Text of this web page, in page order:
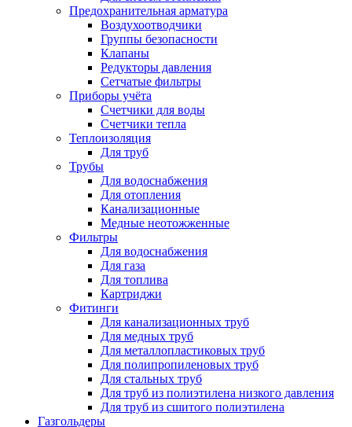
Предохранительная арматура
Воздухоотводчики
Группы безопасности
Клапаны
Редукторы давления
Сетчатые фильтры
Приборы учёта
Счетчики для воды
Счетчики тепла
Теплоизоляция
Для труб
Трубы
Для водоснабжения
Для отопления
Канализационные
Медные неотожженные
Фильтры
Для водоснабжения
Для газа
Для топлива
Картриджи
Фитинги
Для канализационных труб
Для медных труб
Для металлопластиковых труб
Для полипропиленовых труб
Для стальных труб
Для труб из полиэтилена низкого давления
Для труб из сшитого полиэтилена
Газгольдеры